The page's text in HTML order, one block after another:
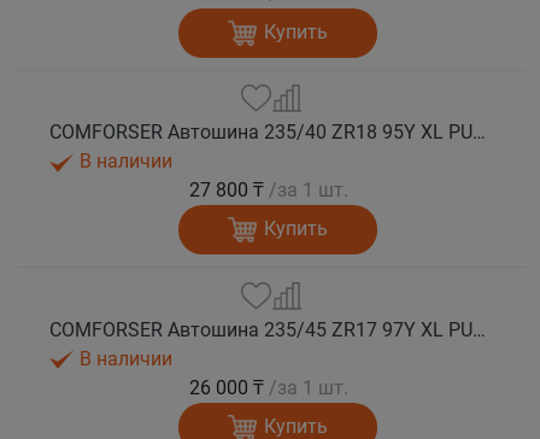
Купить
COMFORSER Автошина 235/40 ZR18 95Y XL PURESPEED лето
В наличии
27 800 ₸ /за 1 шт.
Купить
COMFORSER Автошина 235/45 ZR17 97Y XL PURESPEED лето
В наличии
26 000 ₸ /за 1 шт.
Купить